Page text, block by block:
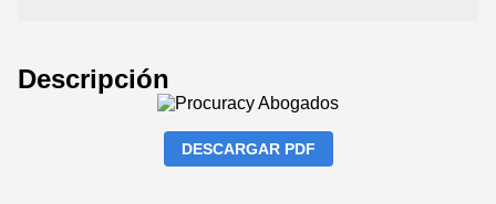
Descripción
DESCARGAR PDF